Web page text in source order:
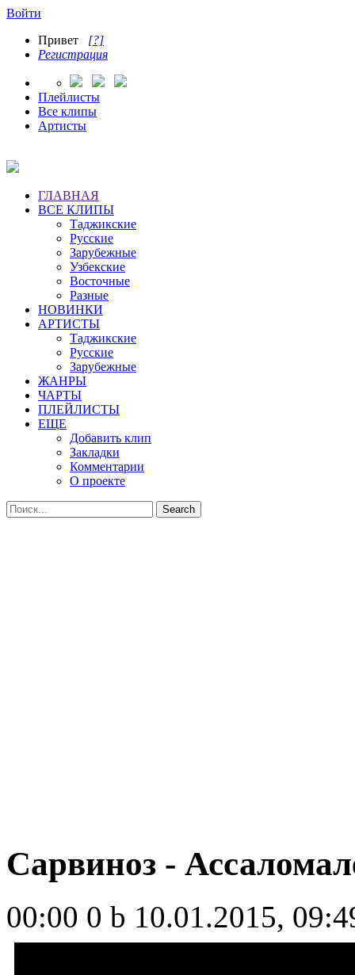
Войти
Привет [?]
Регистрация
Плейлисты
Все клипы
Артисты
ГЛАВНАЯ
ВСЕ КЛИПЫ
Таджикские
Русские
Зарубежные
Узбекские
Восточные
Разные
НОВИНКИ
АРТИСТЫ
Таджикские
Русские
Зарубежные
ЖАНРЫ
ЧАРТЫ
ПЛЕЙЛИСТЫ
ЕЩЕ
Добавить клип
Закладки
Комментарии
О проекте
Сарвиноз -
00:00 0 b 10.01.2015,